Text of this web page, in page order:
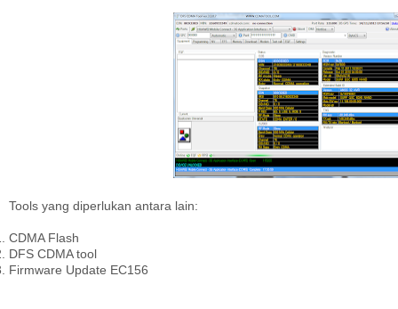
Tools yang diperlukan antara lain:
CDMA Flash
DFS CDMA tool
Firmware Update EC156